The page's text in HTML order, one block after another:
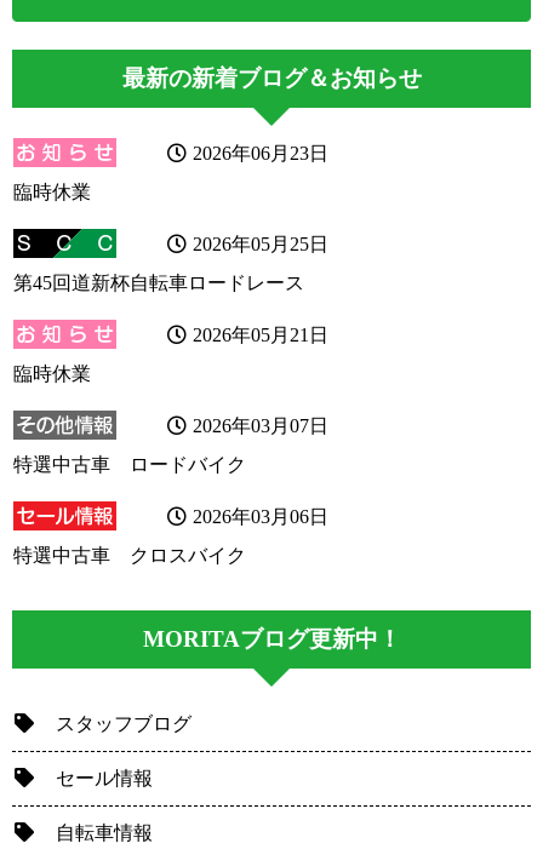
最新の新着ブログ＆お知らせ
2026年06月23日
臨時休業
2026年05月25日
第45回道新杯自転車ロードレース
2026年05月21日
臨時休業
2026年03月07日
特選中古車 ロードバイク
2026年03月06日
特選中古車 クロスバイク
MORITAブログ更新中！
スタッフブログ
セール情報
自転車情報